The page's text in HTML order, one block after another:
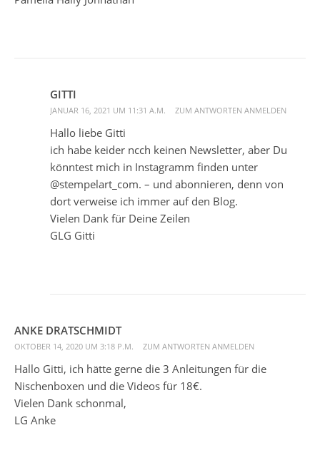
GITTI
JANUAR 16, 2021 UM 11:31 A.M. ZUM ANTWORTEN ANMELDEN
Hallo liebe Gitti
ich habe keider ncch keinen Newsletter, aber Du
könntest mich in Instagramm finden unter
@stempelart_com. – und abonnieren, denn von
dort verweise ich immer auf den Blog.
Vielen Dank für Deine Zeilen
GLG Gitti
ANKE DRATSCHMIDT
OKTOBER 14, 2020 UM 3:18 P.M. ZUM ANTWORTEN ANMELDEN
Hallo Gitti, ich hätte gerne die 3 Anleitungen für die
Nischenboxen und die Videos für 18€.
Vielen Dank schonmal,
LG Anke